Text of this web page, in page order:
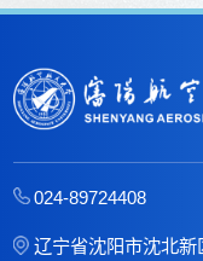
024-89724408
辽宁省沈阳市沈北